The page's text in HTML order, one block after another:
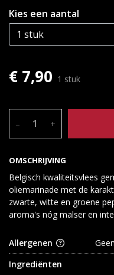
OMSCHRIJVING
Belgisch kwaliteitsvlees
oliemarinade met de
zwarte, witte en groene
aroma's nóg malser en
Kies een aantal
€ 7,90 1 stuk
– +
Allergenen
Geen
Ingrediënten